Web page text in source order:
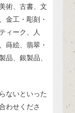
術、古書、文
金工・彫刻・
ィーク、人
蒔絵、翡翠・
品、銀製品、
ないといった
わせくださ